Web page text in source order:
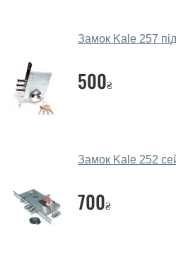
салоні-магазині.
Наші рекомендації залежать
параметрів, бюджету та інших
Заміри
Так, робимо. Наші фахівці
консультацію на виїзді. Кожен
собою каталоги кольорів та
Замок Kale 257
500₴
Замок Kale 252
700₴